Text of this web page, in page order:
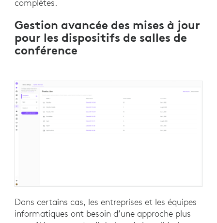
complètes.
Gestion avancée des mises à jour
pour les dispositifs de salles de
conférence
Dans certains cas, les entreprises et les équipes
informatiques ont besoin d’une approche plus